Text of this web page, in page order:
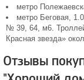
метро
метро Беговая,
№ 39, 64, м6.
Красная звезда»
Отзывы